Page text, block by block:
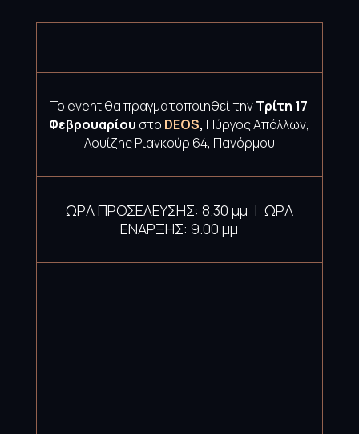
Το event θα πραγματοποιηθεί τηνΤρίτη 17
Φεβρουαρίου στο DEOS, Πύργος Απόλλων,
Λουίζης Ριανκούρ 64, Πανόρμου
ΩΡΑ ΠΡΟΣΕΛΕΥΣΗΣ: 8.30 μμ | ΩΡΑ
ΕΝΑΡΞΗΣ: 9.00 μμ